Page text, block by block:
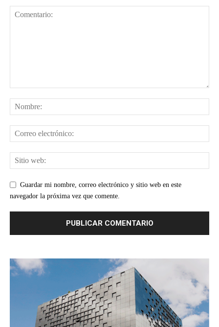
Guardar mi nombre, correo electrónico y sitio web en este
navegador la próxima vez que comente.